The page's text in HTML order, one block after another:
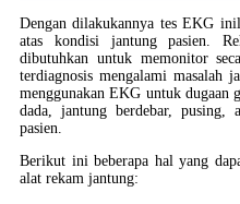
Dengan dilakukannya tes EKG
atas kondisi jantung pasien.
dibutuhkan untuk memonitor
terdiagnosis mengalami masalah
menggunakan EKG untuk dugaan
dada, jantung berdebar, pusing,
pasien.
Berikut ini beberapa hal yang
alat rekam jantung: